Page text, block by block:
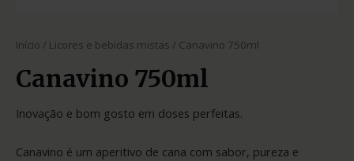
Início / Licores e bebidas mistas / Canavino 750ml
Canavino 750ml
Inovação e bom gosto em doses perfeitas.
Canavino é um aperitivo de cana com sabor, pureza e